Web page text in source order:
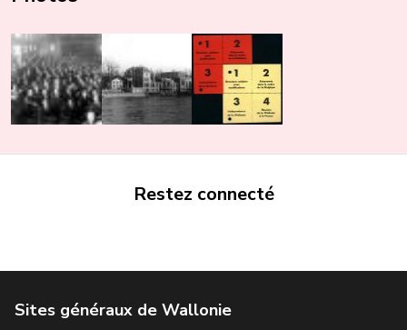
Restez connecté